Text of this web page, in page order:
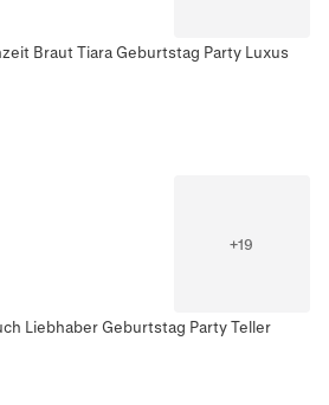
Braut Tiara Geburtstag Party Luxus
+19
Liebhaber Geburtstag Party Teller